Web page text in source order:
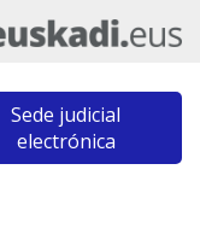
Sede judicial
electrónica